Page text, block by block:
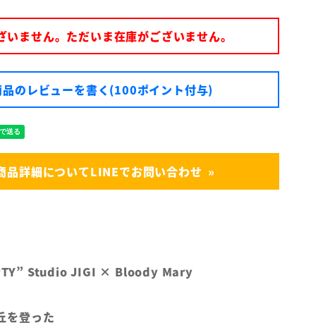
いません。ただいま在庫がございません。
品のレビューを書く(100ポイント付与)
品詳細についてLINEでお問い合わせ
Studio JIGI × Bloody Mary
を登った